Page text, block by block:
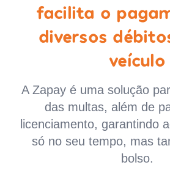
facilita o
diversos
veículo
A Zapay é uma solução
das multas, além de
licenciamento, garantindo
só no seu tempo, mas
bolso.